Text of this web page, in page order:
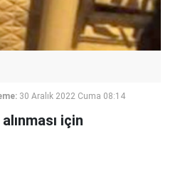
30 Aralık 2022 Cuma 08:14
için